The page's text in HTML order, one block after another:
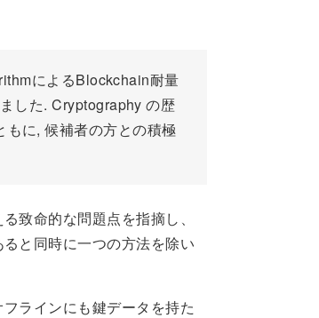
によるBlockchain耐量
した. Cryptography の歴
もに, 候補者の方との積極
致命的な問題点を指摘し、
と同時に一つの方法を除い
ラインにも鍵データを持た